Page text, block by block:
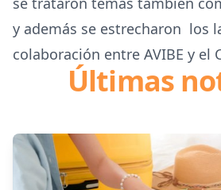
y además se estrecharon los
colaboración entre AVIBE y el
Últimas